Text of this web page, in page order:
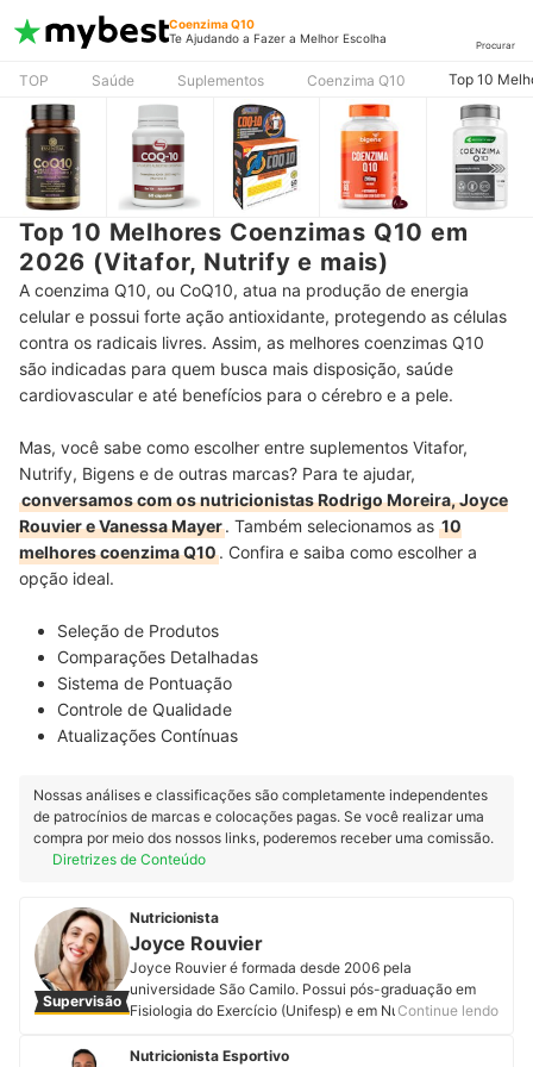
Coenzima Q10
Te Ajudando a Fazer a Melhor Escolha
Procurar
TOP Saúde Suplementos Coenzima Q10 Top 10
Top 10 Melhores Coenzimas Q10 em
2026 (Vitafor, Nutrify e mais)
A coenzima Q10, ou CoQ10, atua na produção de energia
celular e possui forte ação antioxidante, protegendo as células
contra os radicais livres. Assim, as melhores coenzimas Q10
são indicadas para quem busca mais disposição, saúde
cardiovascular e até benefícios para o cérebro e a pele.
Mas, você sabe como escolher entre suplementos Vitafor,
Nutrify, Bigens e de outras marcas? Para te ajudar,
conversamos com os nutricionistas Rodrigo Moreira, Joyce
Rouvier e Vanessa Mayer. Também selecionamos as 10
melhores coenzima Q10. Confira e saiba como escolher a
opção ideal.
Seleção de Produtos
Comparações Detalhadas
Sistema de Pontuação
Controle de Qualidade
Atualizações Contínuas
Nossas análises e classificações são completamente independentes
de patrocínios de marcas e colocações pagas. Se você realizar uma
compra por meio dos nossos links, poderemos receber uma comissão.
Diretrizes de Conteúdo
Supervisão
Nutricionista
Joyce Rouvier
Joyce Rouvier é formada desde 2006 pela
universidade São Camilo. Possui pós-graduação em
Fisiologia do Exercício (Unifesp) e em Nutrição Clínica
5 anos como consultora científica na farmácia de
Continue lendo
Nutricionista Esportivo